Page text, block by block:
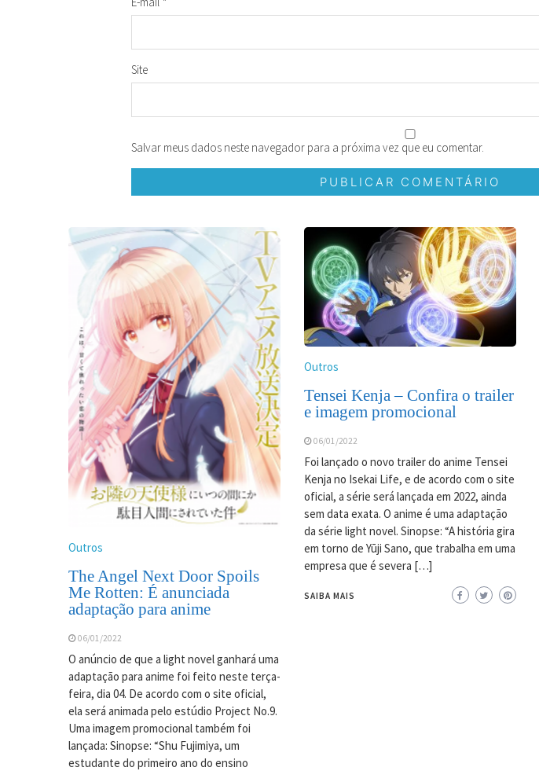
Site
Salvar meus dados neste navegador para a próxima vez que eu comentar.
Outros
The Angel Next Door Spoils
Me Rotten: É anunciada
adaptação para anime
06/01/2022
O anúncio de que a light novel ganhará uma
adaptação para anime foi feito neste terça-
feira, dia 04. De acordo com o site oficial,
ela será animada pelo estúdio Project No.9.
Uma imagem promocional também foi
lançada: Sinopse: “Shu Fujimiya, um
estudante do primeiro ano do ensino
Outros
Tensei Kenja – Confira o trailer
e imagem promocional
06/01/2022
Foi lançado o novo trailer do anime Tensei
Kenja no Isekai Life, e de acordo com o site
oficial, a série será lançada em 2022, ainda
sem data exata. O anime é uma adaptação
da série light novel. Sinopse: “A história gira
em torno de Yūji Sano, que trabalha em uma
empresa que é severa […]
SAIBA MAIS